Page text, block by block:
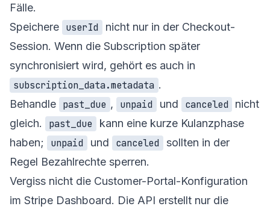
Fälle.
Speichere userId
nicht nur in der Checkout-
Session. Wenn die Subscription später
synchronisiert wird, gehört es auch in
subscription_data.metadata .
Behandle past_due , unpaid und canceled
nicht
gleich.
past_due
kann eine kurze Kulanzphase
haben;
unpaid und canceled
sollten in der
Regel Bezahlrechte sperren.
Vergiss nicht die Customer-Portal-Konfiguration
im Stripe Dashboard. Die API erstellt nur die